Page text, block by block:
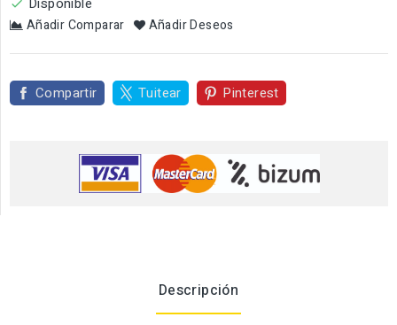

Añadir Comparar Añadir Deseos
Compartir Tuitear Pinterest
Descripción